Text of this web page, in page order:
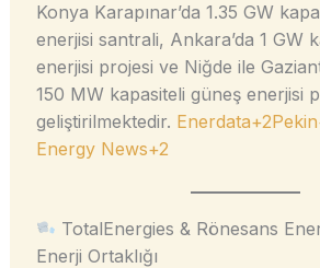
Konya Karapınar’da 1.35 GW
enerjisi santrali, Ankara’da 1 GW
enerjisi projesi ve Niğde ile
150 MW kapasiteli güneş enerjisi
geliştirilmektedir.
Energy News+2
TotalEnergies & Rönesans
Enerji Ortaklığı